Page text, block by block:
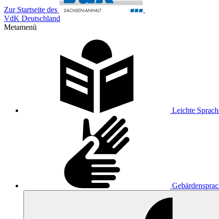
Zur Startseite des
VdK Deutschland
Metamenü
Leichte